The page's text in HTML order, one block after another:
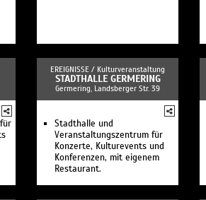
EREIGNISSE / Kulturveranstaltung
STADTHALLE GERMERING
Germering, Landsberger Str. 39
Stadthalle und
Veranstaltungszentrum für
Konzerte, Kulturevents und
Konferenzen, mit eigenem
Restaurant.